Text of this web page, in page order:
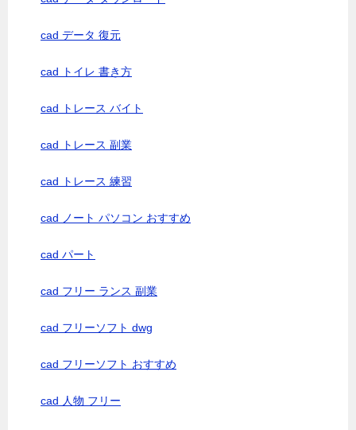
cad データ 復元
cad トイレ 書き方
cad トレース バイト
cad トレース 副業
cad トレース 練習
cad ノート パソコン おすすめ
cad パート
cad フリー ランス 副業
cad フリーソフト dwg
cad フリーソフト おすすめ
cad 人物 フリー